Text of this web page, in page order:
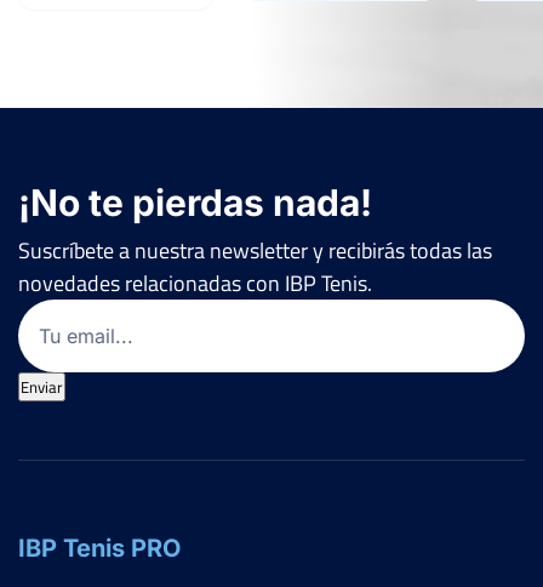
¡No te pierdas nada!
Suscríbete a nuestra newsletter y recibirás todas las
novedades relacionadas con IBP Tenis.
Email
Enviar
IBP Tenis PRO